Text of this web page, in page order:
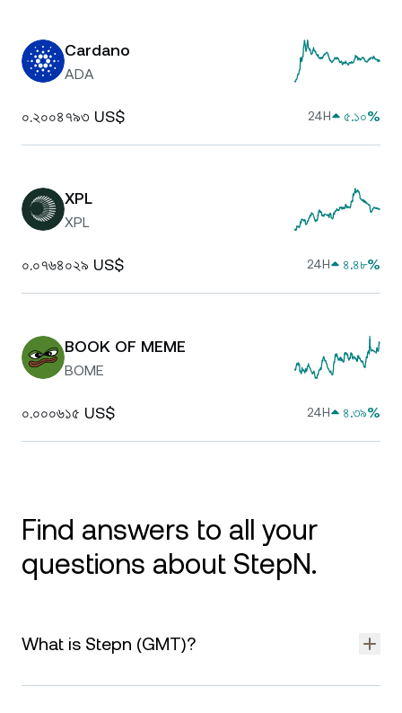
Cardano
ADA
০.২০০৪৭৯৩ US$ 24H ৫.১০%
XPL
XPL
০.০৭৬৪০২৯ US$ 24H ৪.৪৮%
BOOK OF MEME
BOME
০.০০০৬১৫ US$ 24H ৪.৩৯%
Find answers to all your
questions about StepN.
What is Stepn (GMT)?
Stepn is a move-to-earn app that rewards users for physical